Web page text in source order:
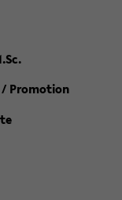
/ Promotion